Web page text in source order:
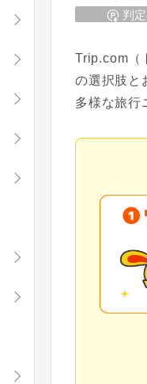
判
Trip.com（
の選択肢と
多様な旅行